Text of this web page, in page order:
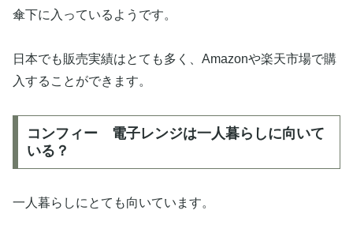
傘下に入っているようです。
日本でも販売実績はとても多く、Amazonや楽天市場で購
入することができます。
コンフィー 電子レンジは一人暮らしに向いて
いる？
一人暮らしにとても向いています。